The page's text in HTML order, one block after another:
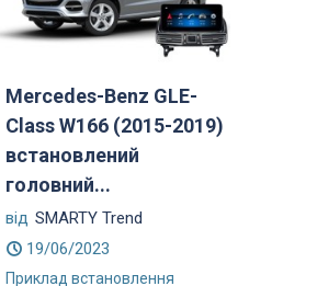
Mercedes-Benz GLE-
Class W166 (2015-2019)
встановлений
головний...
від SMARTY Trend
19/06/2023
Приклад встановлення